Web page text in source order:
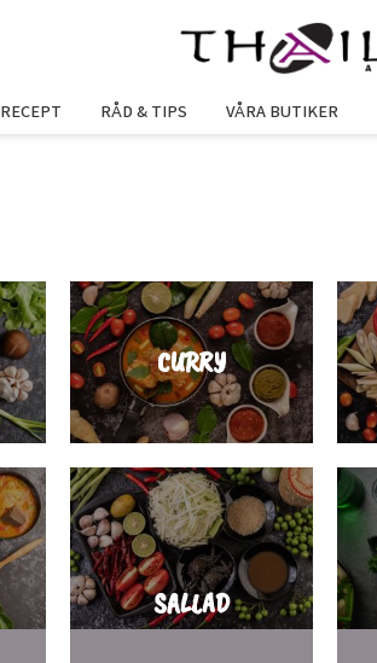
RECEPT RÅD & TIPS VÅRA BUTIKER
CURRY
SALLAD